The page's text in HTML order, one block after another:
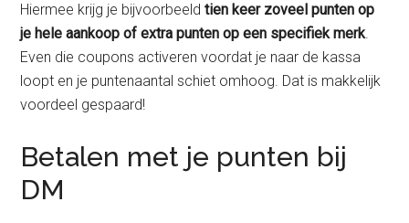
Hiermee krijg je bijvoorbeeldtien keer zoveel punten op
je hele aankoop of extra punten op een specifiek merk.
Even die coupons activeren voordat je naar de kassa
loopt en je puntenaantal schiet omhoog. Dat is makkelijk
voordeel gespaard!
Betalen met je punten bij
DM